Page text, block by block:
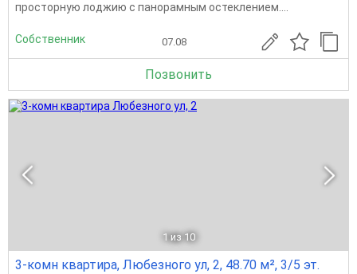
просторную лоджию с панорамным остеклением....
Собственник 07.08
Позвонить
1 из 10
3-комн квартира, Любезного ул, 2, 48.70 м², 3/5 эт.